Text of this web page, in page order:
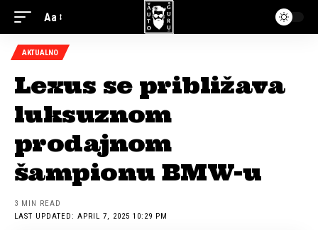
Aa
AKTUALNO
Lexus se približava
luksuznom
prodajnom
šampionu BMW-u
LAST UPDATED: APRIL 7, 2025 10:29 PM
3 MIN READ